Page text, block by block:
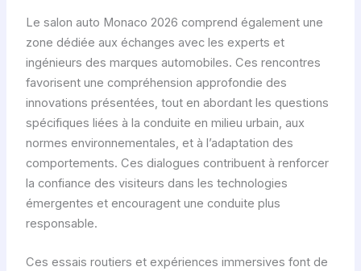
Le salon auto Monaco 2026 comprend également une
zone dédiée aux échanges avec les experts et
ingénieurs des marques automobiles. Ces rencontres
favorisent une compréhension approfondie des
innovations présentées, tout en abordant les questions
spécifiques liées à la conduite en milieu urbain, aux
normes environnementales, et à l’adaptation des
comportements. Ces dialogues contribuent à renforcer
la confiance des visiteurs dans les technologies
émergentes et encouragent une conduite plus
responsable.
Ces essais routiers et expériences immersives font de